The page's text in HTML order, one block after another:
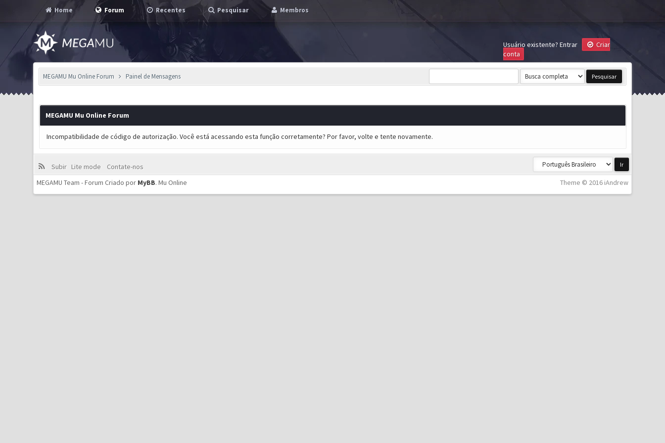
Home Forum Recentes Pesquisar Membros
Usuário existente? Entrar
Criar
conta
MEGAMU Mu Online Forum Painel de Mensagens
MEGAMU Mu Online Forum
Incompatibilidade de código de autorização. Você está acessando esta função corretamente? Por favor, volte e tente novamente.
Subir Lite mode
Contate-nos
Theme © 2016 iAndrew
MEGAMU Team - Forum Criado por MyBB.Mu Online